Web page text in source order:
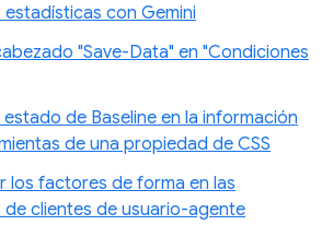
estadísticas con Gemini
"Save-Data" en "Condiciones
de Baseline en la información
de una propiedad de CSS
los factores de forma en las
de clientes de usuario-agente